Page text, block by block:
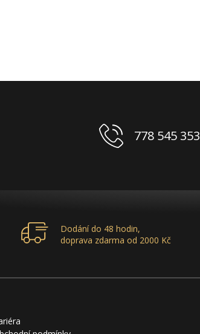
778 545 353
Dodání do 48 hodin,
doprava zdarma od 2000 Kč